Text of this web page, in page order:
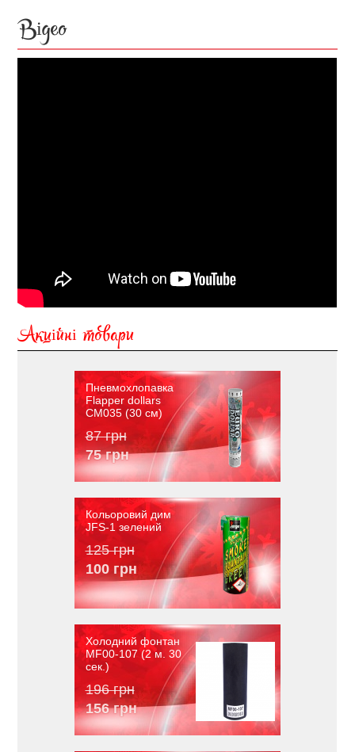
Відео
Акційні товари
Пневмохлопавка
Flapper dollars
CM035 (30 см)
87 грн
75 грн
Кольоровий дим
JFS-1 зелений
125 грн
100 грн
Холодний фонтан
MF00-107 (2 м. 30
сек.)
196 грн
156 грн